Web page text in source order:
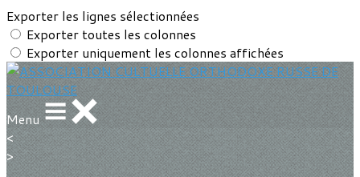
Exporter les lignes sélectionnées
Exporter toutes les colonnes
Exporter uniquement les colonnes affichées
Menu
<
>